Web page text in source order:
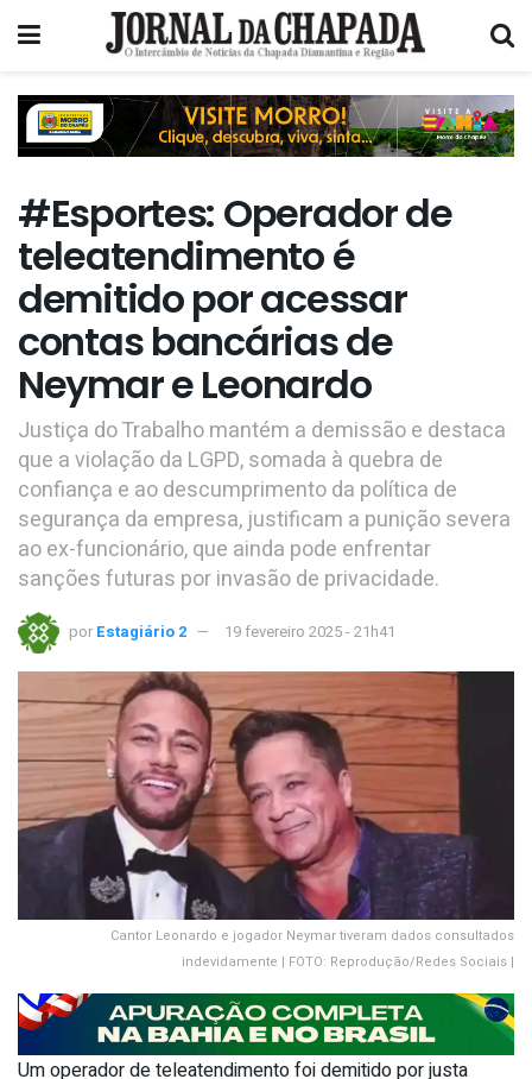
#Esportes: Operador de
teleatendimento é
demitido por acessar
contas bancárias de
Neymar e Leonardo
Justiça do Trabalho mantém a demissão e destaca
que a violação da LGPD, somada à quebra de
confiança e ao descumprimento da política de
segurança da empresa, justificam a punição severa
ao ex-funcionário, que ainda pode enfrentar
sanções futuras por invasão de privacidade.
por Estagiário 2 19 fevereiro 2025 - 21h41
Cantor Leonardo e jogador Neymar tiveram dados consultados
indevidamente | FOTO: Reprodução/Redes Sociais |
Um operador de teleatendimento foi demitido por justa